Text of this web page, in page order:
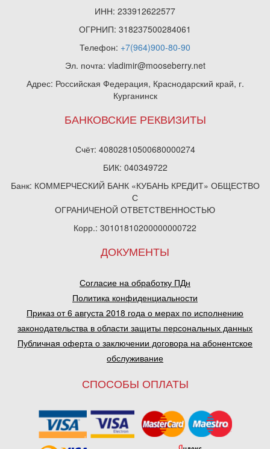
ИНН: 233912622577
ОГРНИП: 318237500284061
Телефон: +7(964)900-80-90
Эл. почта: vladimir@mooseberry.net
Адрес: Российская Федерация, Краснодарский край, г.
Курганинск
БАНКОВСКИЕ РЕКВИЗИТЫ
Счёт: 40802810500680000274
БИК: 040349722
Банк: КОММЕРЧЕСКИЙ БАНК «КУБАНЬ КРЕДИТ» ОБЩЕСТВО
С
ОГРАНИЧЕНОЙ ОТВЕТСТВЕННОСТЬЮ
Корр.: 30101810200000000722
ДОКУМЕНТЫ
Согласие на обработку ПДн
Политика конфиденциальности
Приказ от 6 августа 2018 года о мерах по исполнению
законодательства в области защиты персональных данных
Публичная оферта о заключении договора на абонентское
обслуживание
СПОСОБЫ ОПЛАТЫ